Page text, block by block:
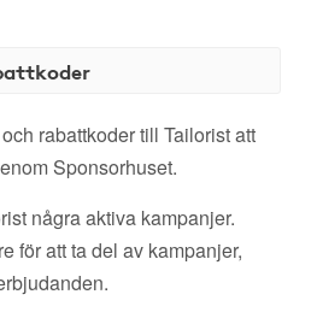
rabattkoder till Tailorist att
Sponsorhuset.
några aktiva kampanjer.
för att ta del av kampanjer,